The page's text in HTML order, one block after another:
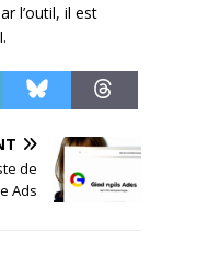
l’outil, il est
de
Ads